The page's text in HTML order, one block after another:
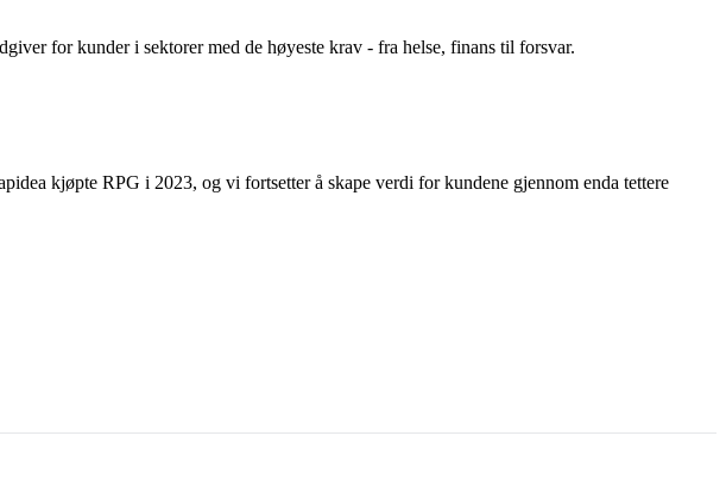
for kunder i sektorer med de høyeste krav - fra helse, finans til forsvar.
kjøpte RPG i 2023, og vi fortsetter å skape verdi for kundene gjennom enda tettere